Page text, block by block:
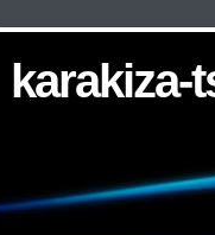
karakiza-